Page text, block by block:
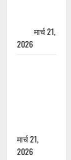
मार्च 21,
2026
मार्च 21,
2026